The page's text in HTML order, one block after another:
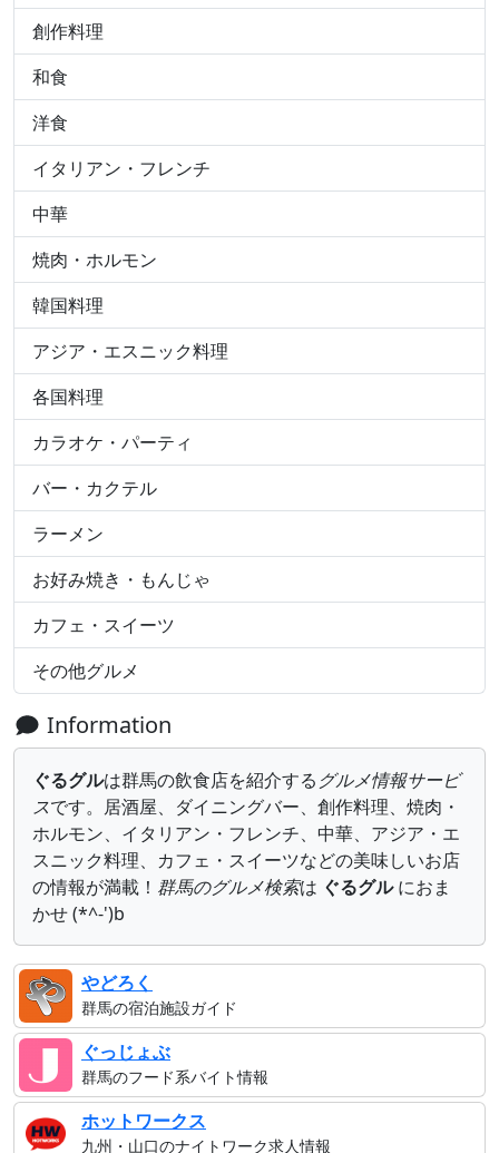
創作料理
和食
洋食
イタリアン・フレンチ
中華
焼肉・ホルモン
韓国料理
アジア・エスニック料理
各国料理
カラオケ・パーティ
バー・カクテル
ラーメン
お好み焼き・もんじゃ
カフェ・スイーツ
その他グルメ
Information
ぐるグルは群馬の飲食店を紹介するグルメ情報サービ
スです。居酒屋、ダイニングバー、創作料理、焼肉・
ホルモン、イタリアン・フレンチ、中華、アジア・エ
スニック料理、カフェ・スイーツなどの美味しいお店
の情報が満載！ 群馬のグルメ検索は ぐるグルにおま
かせ (*^-')b
やどろく
群馬の宿泊施設ガイド
ぐっじょぶ
群馬のフード系バイト情報
ホットワークス
九州・山口のナイトワーク求人情報